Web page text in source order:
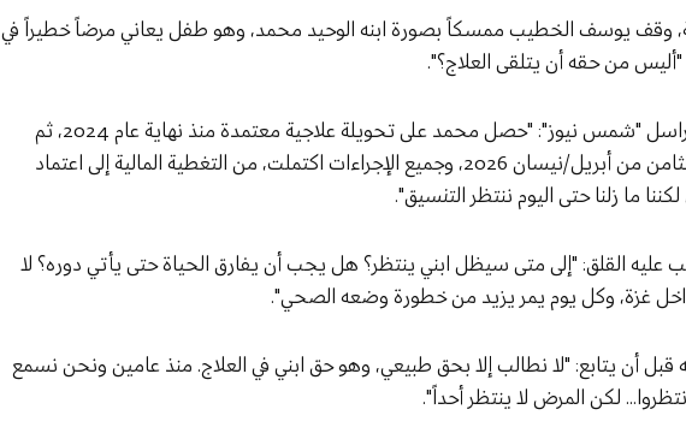
وقف يوسف الخطيب ممسكاً بصورة ابنه الوحيد محمد، وهو طفل يعاني مرضاً خطيراً في
"أليس من حقه أن يتلقى العلاج؟".
ويقول الخطيب لمراسل "شمس نيوز": "حصل محمد على تحويلة علاجية معتمدة منذ نهاية عام 2024، ثم
جرى تجديدها في الثامن من أبريل/نيسان 2026، وجميع الإجراءات اكتملت، من التغطية المالية إلى اعتماد
ما زلنا حتى اليوم ننتظر التنسيق".
القلق: "إلى متى سيظل ابني ينتظر؟ هل يجب أن يفارق الحياة حتى يأتي دوره؟ لا
غزة، وكل يوم يمر يزيد من خطورة وضعه الصحي".
أن يتابع: "لا نطالب إلا بحق طبيعي، وهو حق ابني في العلاج. منذ عامين ونحن نسمع
لكن المرض لا ينتظر أحداً".